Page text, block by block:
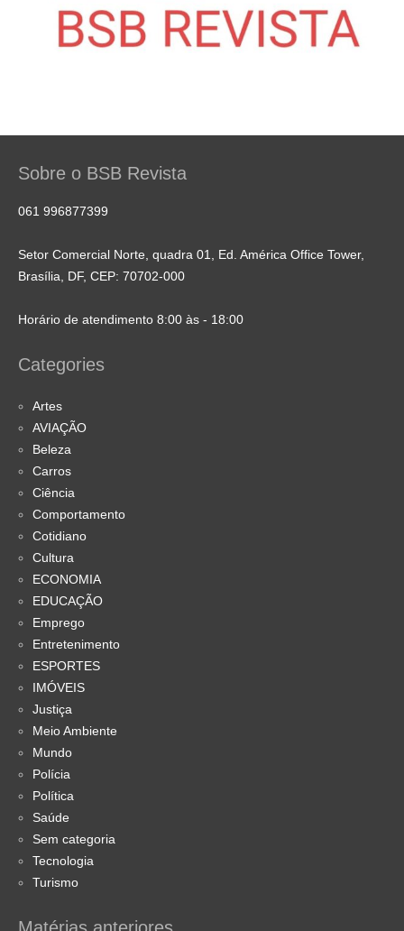
Sobre o BSB Revista
061 996877399
Setor Comercial Norte, quadra 01, Ed. América Office Tower,
Brasília, DF, CEP: 70702-000
Horário de atendimento 8:00 às - 18:00
Categories
Artes
AVIAÇÃO
Beleza
Carros
Ciência
Comportamento
Cotidiano
Cultura
ECONOMIA
EDUCAÇÃO
Emprego
Entretenimento
ESPORTES
IMÓVEIS
Justiça
Meio Ambiente
Mundo
Polícia
Política
Saúde
Sem categoria
Tecnologia
Turismo